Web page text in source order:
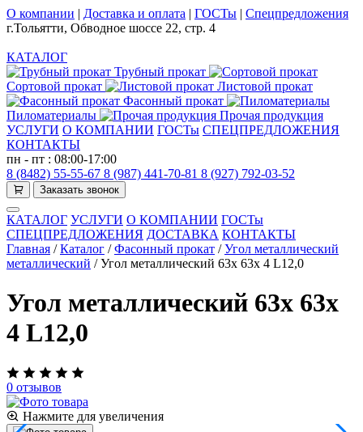
О компании | Доставка и оплата | ГОСТы | Спецпредложения
г.Тольятти, Обводное шоссе 22, стр. 4
КАТАЛОГ
Трубный прокат
Сортовой прокат
Листовой прокат
Фасонный прокат
Пиломатериалы
Прочая продукция
УСЛУГИ О КОМПАНИИ ГОСТы СПЕЦПРЕДЛОЖЕНИЯ
КОНТАКТЫ
пн - пт : 08:00-17:00
8 (8482) 55-55-67 8 (987) 441-70-81 8 (927) 792-03-52
Заказать звонок
КАТАЛОГ УСЛУГИ О КОМПАНИИ ГОСТы
СПЕЦПРЕДЛОЖЕНИЯ ДОСТАВКА КОНТАКТЫ
Главная / Каталог / Фасонный прокат / Угол металлический
металлический / Угол металлический 63х 63х 4 L12,0
Угол металлический 63х 63х
4 L12,0
0 отзывов
Нажмите для увеличения